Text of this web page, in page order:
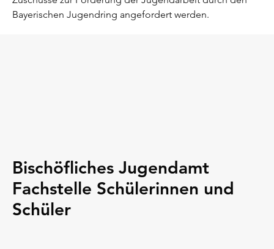
Bayerischen Jugendring angefordert werden.
Bischöfliches Jugendamt
Fachstelle Schülerinnen und
Schüler